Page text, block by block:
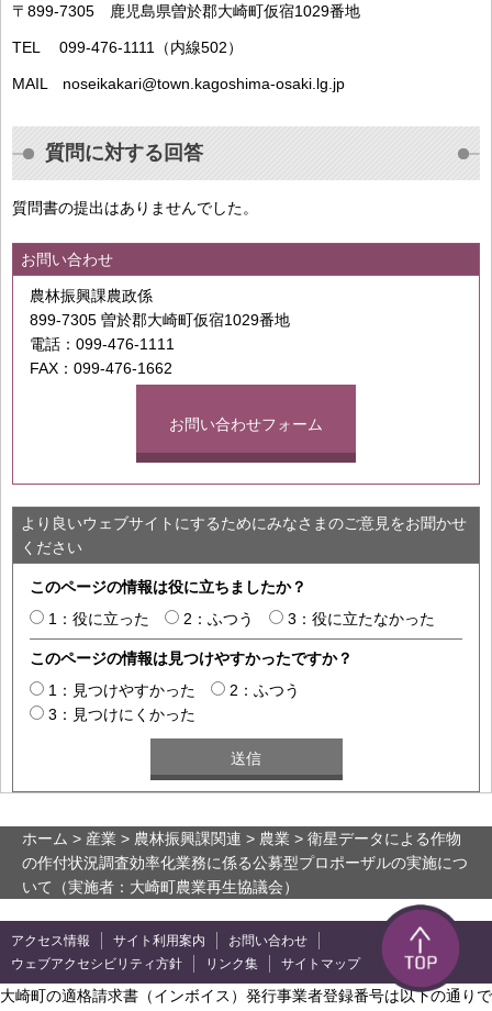
〒899-7305 鹿児島県曽於郡大崎町仮宿1029番地
TEL 099-476-1111（内線502）
MAIL noseikakari@town.kagoshima-osaki.lg.jp
質問に対する回答
質問書の提出はありませんでした。
お問い合わせ
農林振興課農政係
899-7305 曽於郡大崎町仮宿1029番地
電話：099-476-1111
FAX：099-476-1662
お問い合わせフォーム
より良いウェブサイトにするためにみなさまのご意見をお聞かせ
ください
このページの情報は役に立ちましたか？
1：役に立った
2：ふつう 3：役に立たなかった
このページの情報は見つけやすかったですか？
1：見つけやすかった
2：ふつう
3：見つけにくかった
ホーム > 産業 > 農林振興課関連 > 農業 > 衛星データによる作物
の作付状況調査効率化業務に係る公募型プロポーザルの実施につ
いて（実施者：大崎町農業再生協議会）
アクセス情報 サイト利用案内
お問い合わせ
ウェブアクセシビリティ方針
リンク集 サイトマップ
大崎町の適格請求書（インボイス）発行事業者登録番号は以下の通りで